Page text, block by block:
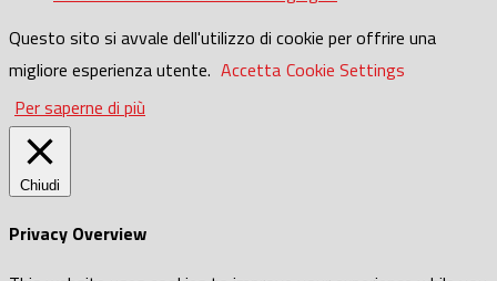
Questo sito si avvale dell'utilizzo di cookie per offrire una
migliore esperienza utente. Accetta Cookie Settings
Per saperne di più
Chiudi
Privacy Overview